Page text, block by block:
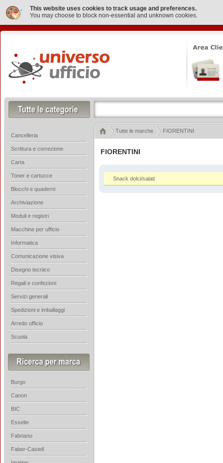
This website uses cookies to track usage and preferences.
You may choose to block non-essential and unknown cookies.
FIORENTINI
Snack dolci/salati
Cancelleria
Scrittura e correzione
Carta
Toner e cartucce
Blocchi e quaderni
Archiviazione
Moduli e registri
Macchine per ufficio
Informatica
Comunicazione visiva
Disegno tecnico
Regali e confezioni
Servizi generali
Spedizioni e imballaggi
Arredo ufficio
Scuola
Burgo
Canon
BIC
Esselte
Fabriano
Faber-Castell
Tutte le marche FIORENTINI